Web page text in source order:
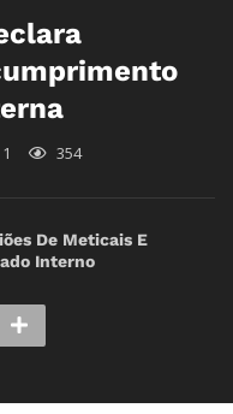
1 354
De Meticais E
Interno